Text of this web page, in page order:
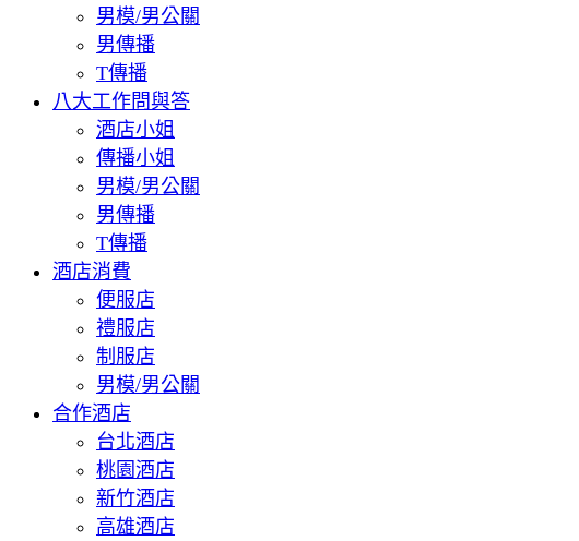
男模/男公關
男傳播
T傳播
八大工作問與答
酒店小姐
傳播小姐
男模/男公關
男傳播
T傳播
酒店消費
便服店
禮服店
制服店
男模/男公關
合作酒店
台北酒店
桃園酒店
新竹酒店
高雄酒店